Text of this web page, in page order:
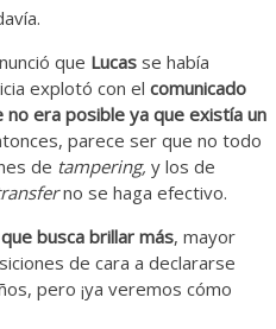
que Lucas se había
explotó con elcomunicado
era posible ya que existía un
parece ser que no todo
de tampering,y los de
no se haga efectivo.
busca brillar más, mayor
de cara a declararse
pero ¡ya veremos cómo